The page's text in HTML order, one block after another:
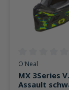
O'Neal
MX 3Series
Assault